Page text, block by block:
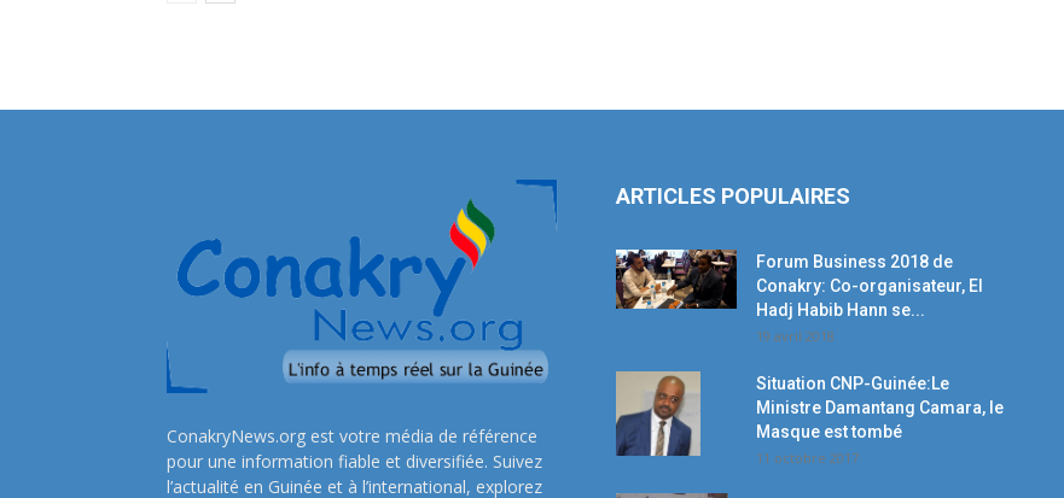
ConakryNews.org est votre média de référence
pour une information fiable et diversifiée. Suivez
l’actualité en Guinée et à l’international, explorez
ARTICLES POPULAIRES
Forum Business 2018 de
Conakry: Co-organisateur, El
Hadj Habib Hann se...
19 avril 2018
Situation CNP-Guinée:Le
Ministre Damantang Camara, le
Masque est tombé
11 octobre 2017